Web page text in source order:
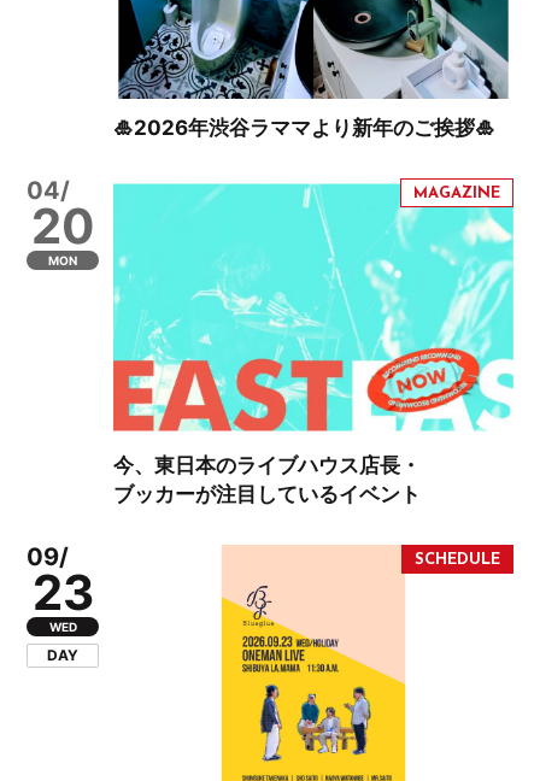
🎍2026年渋谷ラママより新年のご挨拶🎍
04/
20
MON
今、東日本のライブハウス店長・
ブッカーが注目しているイベント
09/
23
WED
DAY